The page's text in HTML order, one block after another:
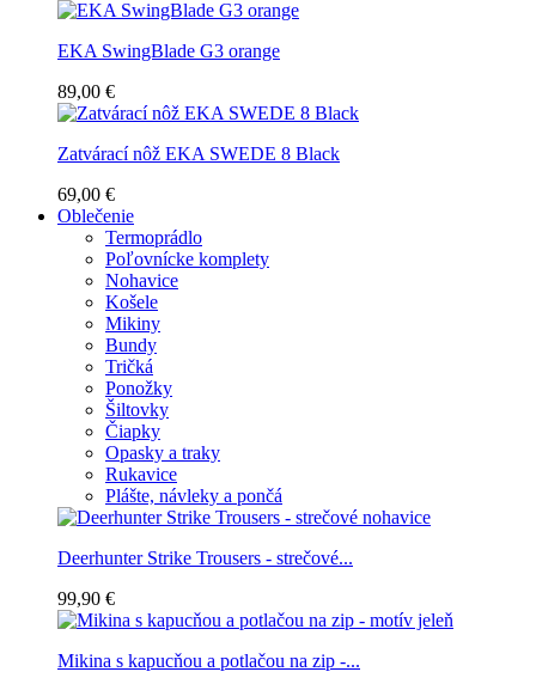
EKA SwingBlade G3 orange
89,00 €
Zatvárací nôž EKA SWEDE 8 Black
69,00 €
Oblečenie
Termoprádlo
Poľovnícke komplety
Nohavice
Košele
Mikiny
Bundy
Tričká
Ponožky
Šiltovky
Čiapky
Opasky a traky
Rukavice
Plášte, návleky a pončá
Deerhunter Strike Trousers - strečové...
99,90 €
Mikina s kapucňou a potlačou na zip -...